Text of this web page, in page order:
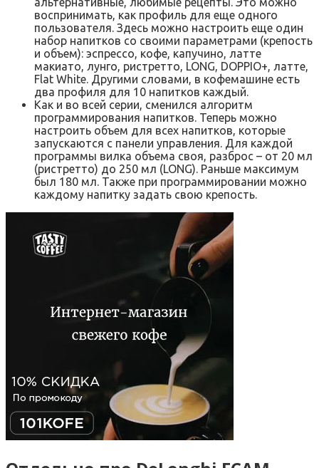
воспринимать, как профиль для еще одного
пользователя. Здесь можно настроить еще один
набор напитков со своими параметрами (крепость
и объем): эспрессо, кофе, капучино, латте
макиато, лунго, ристретто, LONG, DOPPIO+, латте,
Flat White. Другими словами, в кофемашине есть
два профиля для 10 напитков каждый.
Как и во всей серии, сменился алгоритм
программирования напитков. Теперь можно
настроить объем для всех напитков, которые
запускаются с панели управления. Для каждой
программы вилка объема своя, разброс – от 20 мл
(ристретто) до 250 мл (LONG). Раньше максимум
был 180 мл. Также при программировании можно
каждому напитку задать свою крепость.